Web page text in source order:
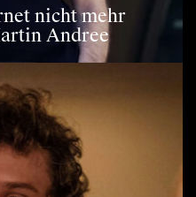
nicht mehr
Andree